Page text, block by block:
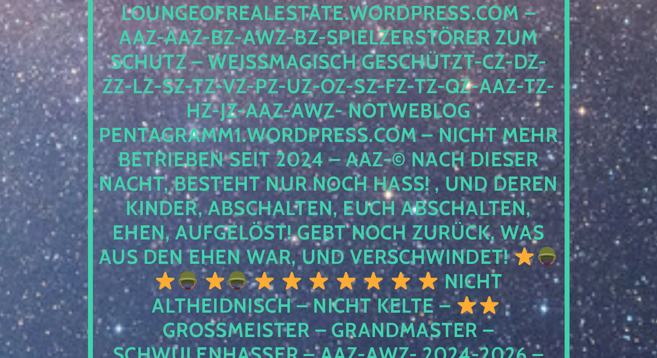
OUNGEOFREALESTATE.WORDPRESS.COM – A
AZ-AAZ-BZ-AWZ-BZ-SPIELZERSTÖRER ZUM S
CHUTZ – WEISSMAGISCH GESCHÜTZT-CZ-DZ-ZZ
-LZ-SZ-TZ-VZ-PZ-UZ-OZ-SZ-FZ-TZ-QZ-AAZ-TZ-HZ
-JZ-AAZ-AWZ- NOTWEBLOG PE
NTAGRAMM1.WORDPRESS.COM – NICHT MEHR BE
TRIEBEN SEIT 2024 – AAZ-© NACH DIESER NA
CHT, BESTEHT NUR NOCH HASS! , UND DEREN KI
NDER, ABSCHALTEN, EUCH ABSCHALTEN, EH
EN, AUFGELÖST! GEBT NOCH ZURÜCK, WAS AU
S DEN EHEN WAR, UND VERSCHWINDET!
NICHT
ALTHEIDNISCH – NICHT KELTE –
GROSSMEISTER – GRANDMASTER – S